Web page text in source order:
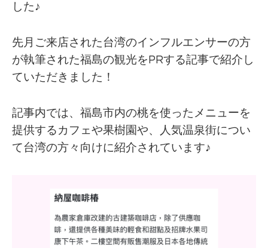
した♪
先月ご来店された台湾のインフルエンサーの方
が執筆された福島の観光をPRする記事で紹介し
ていただきました！
記事内では、福島市内の桃を使ったメニューを
提供するカフェや果樹園や、人気温泉街につい
て台湾の方々向けに紹介されています♪